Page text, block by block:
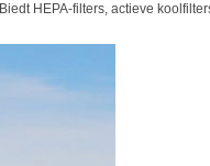
HEPA-filters, actieve